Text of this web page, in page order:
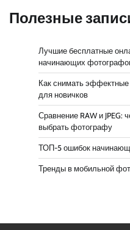
Полезные
Лучшие бесплатные
начинающих
Как снимать
для новичков
Сравнение RAW и
выбрать фотографу
ТОП-5 ошибок
Тренды в мобильной